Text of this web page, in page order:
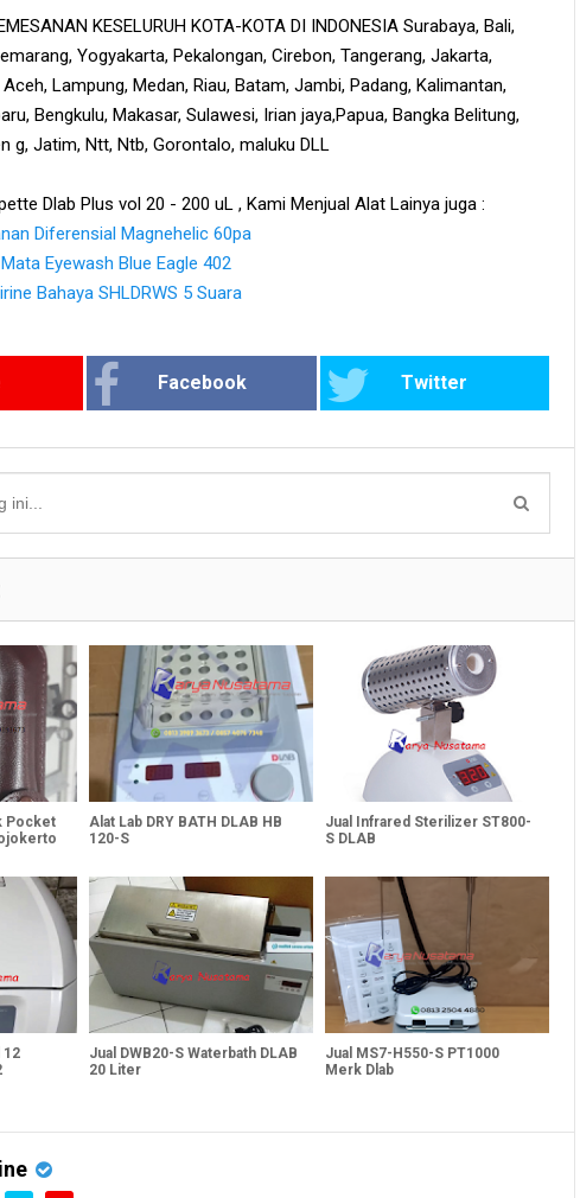
KESELURUH KOTA-KOTA DI INDONESIA Surabaya, Bali,
Yogyakarta, Pekalongan, Cirebon, Tangerang, Jakarta,
Lampung, Medan, Riau, Batam, Jambi, Padang, Kalimantan,
Bengkulu, Makasar, Sulawesi, Irian jaya,Papua, Bangka Belitung,
g, Jatim, Ntt, Ntb, Gorontalo, maluku DLL
Dlab Plus vol 20 - 200 uL , Kami Menjual Alat Lainya juga :
Diferensial Magnehelic 60pa
Eyewash Blue Eagle 402
Bahaya SHLDRWS 5 Suara
Facebook Twitter
Pocket
Alat Lab DRY BATH DLAB HB
120-S
Jual Infrared Sterilizer ST800-
S DLAB
12
Jual DWB20-S Waterbath DLAB
20 Liter
Jual MS7-H550-S PT1000
Merk Dlab